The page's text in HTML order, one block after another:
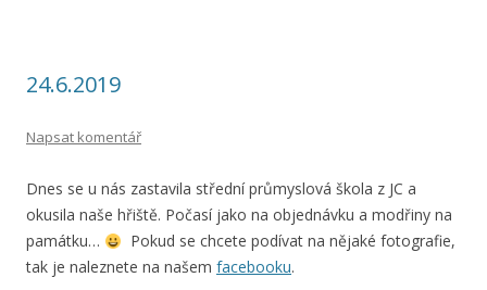
24.6.2019
Napsat komentář
Dnes se u nás zastavila střední průmyslová škola z JC a
okusila naše hřiště. Počasí jako na objednávku a modřiny na
památku…
Pokud se chcete podívat na nějaké fotografie,
tak je naleznete na našem facebooku.